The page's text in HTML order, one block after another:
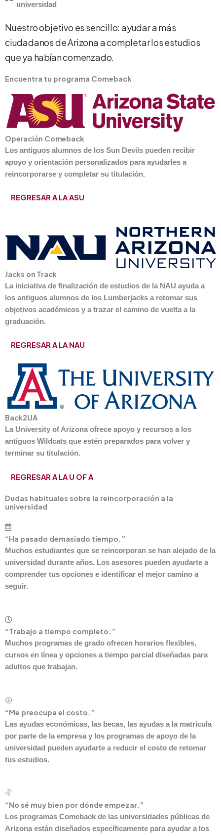
universidad
Nuestro objetivo es sencillo: ayudar a más
ciudadanos de Arizona a completar los estudios
que ya habían comenzado.
Encuentra tu programa Comeback
Operación Comeback
Los antiguos alumnos de los Sun Devils pueden recibir
apoyo y orientación personalizados para ayudarles a
reincorporarse y completar su titulación.
REGRESAR A LA ASU
Jacks on Track
La iniciativa de finalización de estudios de la NAU ayuda a
los antiguos alumnos de los Lumberjacks a retomar sus
objetivos académicos y a trazar el camino de vuelta a la
graduación.
REGRESAR A LA NAU
Back2UA
La University of Arizona ofrece apoyo y recursos a los
antiguos Wildcats que estén preparados para volver y
terminar su titulación.
REGRESAR A LA U OF A
Dudas habituales sobre la reincorporación a la
universidad
“Ha pasado demasiado tiempo.”
Muchos estudiantes que se reincorporan se han alejado de la
universidad durante años. Los asesores pueden ayudarte a
comprender tus opciones e identificar el mejor camino a
seguir.
“Trabajo a tiempo completo.”
Muchos programas de grado ofrecen horarios flexibles,
cursos en línea y opciones a tiempo parcial diseñadas para
adultos que trabajan.
“Me preocupa el costo.”
Las ayudas económicas, las becas, las ayudas a la matrícula
por parte de la empresa y los programas de apoyo de la
universidad pueden ayudarte a reducir el costo de retomar
tus estudios.
“No sé muy bien por dónde empezar.”
Los programas Comeback de las universidades públicas de
Arizona están diseñados específicamente para ayudar a los